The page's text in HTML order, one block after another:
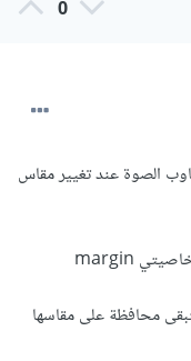
0
الصوة عند تغيير مقاس
أن يحتوى الوسم المُضمّن للصورة على خاصيتي margin
القيمة 100%، لتبقى محافظة على مقاسها